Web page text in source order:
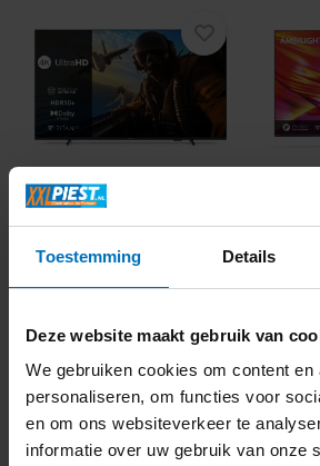
Toestemming Details
Deze website maakt gebruik van
We gebruiken cookies om content en
personaliseren, om functies voor
en om ons websiteverkeer te
informatie over uw gebruik van onze
(2025) - LED TV
Informeer naar de
beschikbaarheid
449,-